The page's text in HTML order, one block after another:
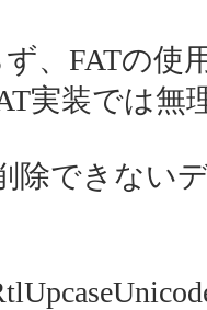
、FATの使
実装では
除できない